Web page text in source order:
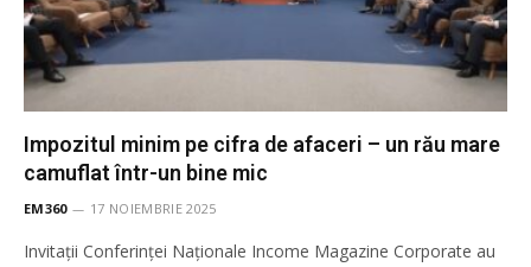
Impozitul minim pe cifra de afaceri – un rău mare
camuflat într-un bine mic
EM360 17 NOIEMBRIE 2025
Invitații Conferinței Naționale Income Magazine Corporate au